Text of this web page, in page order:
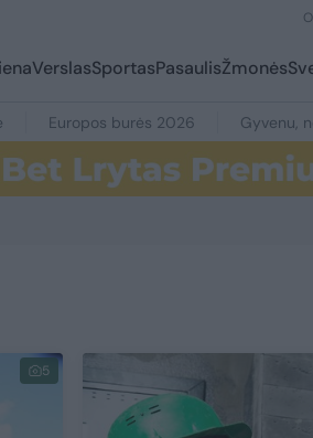
VerslasSportasPasaulisŽmonės
Europos burės 2026 Gyvenu,
5